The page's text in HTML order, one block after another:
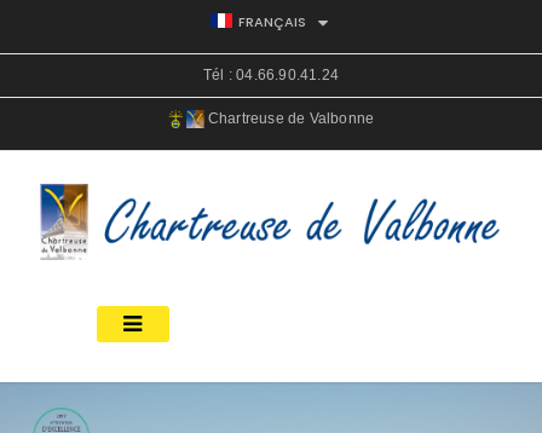
FRANÇAIS
Tél :04.66.90.41.24
Chartreuse de Valbonne